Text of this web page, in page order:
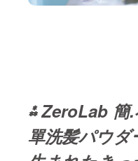
⁂ZeroLab 簡
單洗髪パウダ